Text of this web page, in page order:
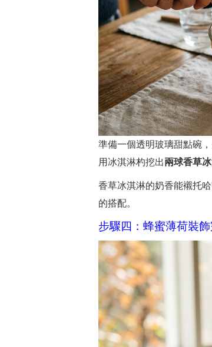
準備一個透明玻璃甜點碗
用冰淇淋杓挖出兩球香草
香草冰淇淋的奶香能襯托
的搭配。
步驟四：蜂蜜薄荷裝